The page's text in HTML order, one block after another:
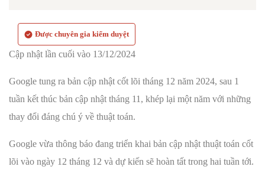
Được chuyên gia kiểm duyệt
Cập nhật lần cuối vào 13/12/2024
Google tung ra bản cập nhật cốt lõi tháng 12 năm 2024, sau 1
tuần kết thúc bản cập nhật tháng 11, khép lại một năm với những
thay đổi đáng chú ý về thuật toán.
Google vừa thông báo đang triển khai bản cập nhật thuật toán cốt
lõi vào ngày 12 tháng 12 và dự kiến ​​sẽ hoàn tất trong hai tuần tới.